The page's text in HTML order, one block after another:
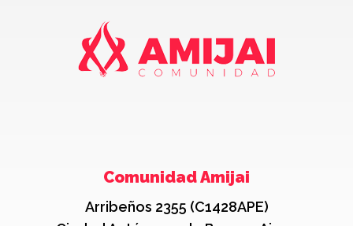
Comunidad Amijai
Arribeños 2355 (C1428APE)